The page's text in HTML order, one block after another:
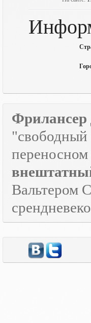
Фрилансер
"свободный
Вальтером